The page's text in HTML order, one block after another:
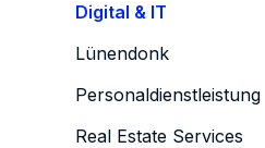
Digital & IT
Lünendonk
Personaldienstleistung
Real Estate Services